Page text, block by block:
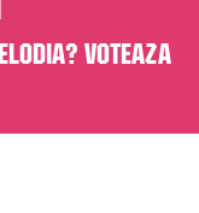
Voteaza